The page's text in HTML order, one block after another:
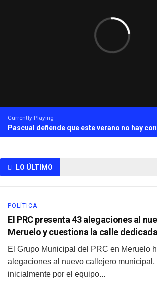
Currently Playing
LO ÚLTIMO
POLÍTICA
El PRC presenta 43 alegaciones al
Meruelo y cuestiona la calle
El Grupo Municipal del PRC en Meruelo
alegaciones al nuevo callejero municipal,
inicialmente por el equipo...